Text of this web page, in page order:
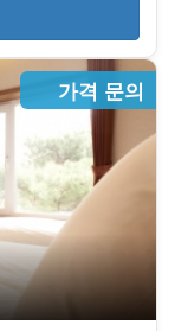
가격 문의